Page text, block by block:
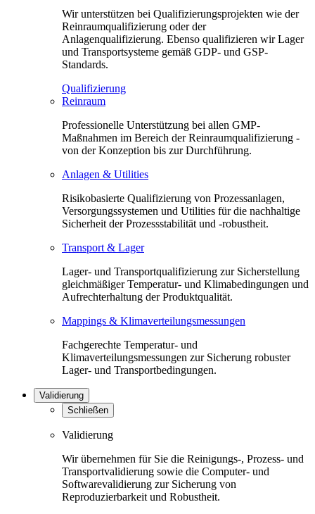
Wir unterstützen bei Qualifizierungsprojekten wie der
Reinraumqualifizierung oder der
Anlagenqualifizierung. Ebenso qualifizieren wir Lager
und Transportsysteme gemäß GDP- und GSP-
Standards.
Qualifizierung
Reinraum
Professionelle Unterstützung bei allen GMP-
Maßnahmen im Bereich der Reinraumqualifizierung -
von der Konzeption bis zur Durchführung.
Anlagen & Utilities
Risikobasierte Qualifizierung von Prozessanlagen,
Versorgungssystemen und Utilities für die nachhaltige
Sicherheit der Prozessstabilität und -robustheit.
Transport & Lager
Lager- und Transportqualifizierung zur Sicherstellung
gleichmäßiger Temperatur- und Klimabedingungen und
Aufrechterhaltung der Produktqualität.
Mappings & Klimaverteilungsmessungen
Fachgerechte Temperatur- und
Klimaverteilungsmessungen zur Sicherung robuster
Lager- und Transportbedingungen.
Validierung
Schließen
Validierung
Wir übernehmen für Sie die Reinigungs-, Prozess- und
Transportvalidierung sowie die Computer- und
Softwarevalidierung zur Sicherung von
Reproduzierbarkeit und Robustheit.